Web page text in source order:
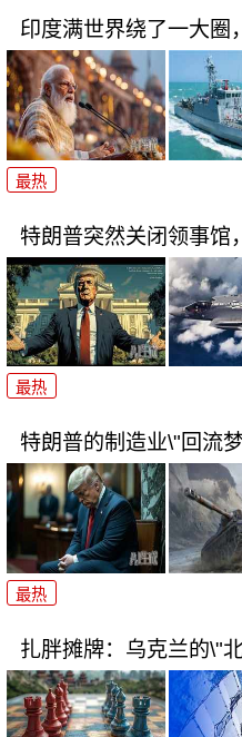
印度满世界绕了一大圈
最热
特朗普突然关闭领事馆
最热
特朗普的制造业\"回流
最热
扎胖摊牌：乌克兰的\"